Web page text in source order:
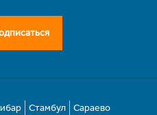
Стамбул Сараево